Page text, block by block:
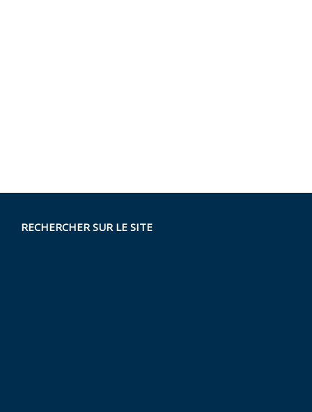
RECHERCHER SUR LE SITE